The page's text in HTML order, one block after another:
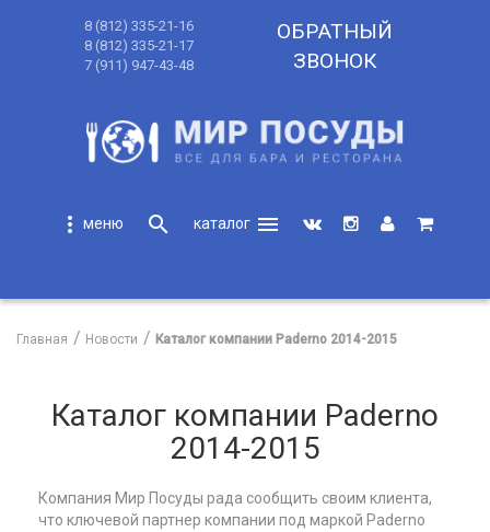
8 (812) 335-21-16
8 (812) 335-21-17
7 (911) 947-43-48
ОБРАТНЫЙ
ЗВОНОК
more_vert search
menu
Главная Новости Каталог компании Paderno 2014-2015
Каталог компании Paderno
2014-2015
Компания Мир Посуды рада сообщить своим клиента,
что ключевой партнер компании под маркой Paderno